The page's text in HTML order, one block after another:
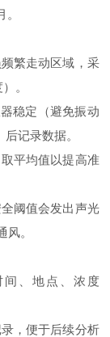
繁走动区域，采
。
稳定（避免振动
记录数据。
平均值以提高准
阈值会发出声光
。
、地点、浓度
，便于后续分析